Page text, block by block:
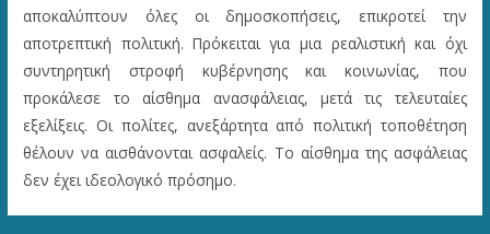
αποκαλύπτουν όλες οι δημοσκοπήσεις, επικροτεί την
αποτρεπτική πολιτική. Πρόκειται για μια ρεαλιστική και όχι
συντηρητική στροφή κυβέρνησης και κοινωνίας, που
προκάλεσε το αίσθημα ανασφάλειας, μετά τις τελευταίες
εξελίξεις. Οι πολίτες, ανεξάρτητα από πολιτική τοποθέτηση
θέλουν να αισθάνονται ασφαλείς. Το αίσθημα της ασφάλειας
δεν έχει ιδεολογικό πρόσημο.